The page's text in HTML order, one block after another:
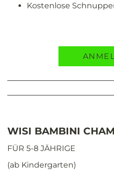
Kostenlose
WISI BAMBINI
FÜR 5-8 JÄHRIGE
(ab Kindergarten)